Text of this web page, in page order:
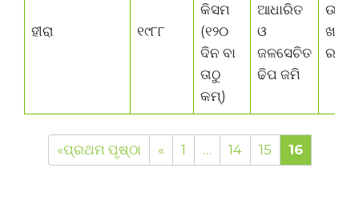
ହୀରା ୧୯୮୮
କିସମ
(୧୨୦
ଦିନ ବା
ତାଠୁ
କମ୍)
ଆଧାରିତ
ଓ
ଜଳସେଚିତ
ଢିପ ଜମି
ଉଭୟ
ରବି
«ପ୍ରଥମ ପୃଷ୍ଠା « 1 … 14 15 16